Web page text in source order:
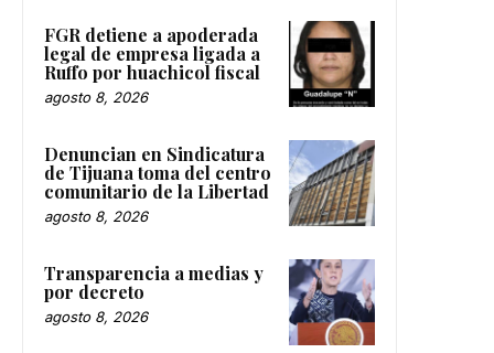
FGR detiene a apoderada
legal de empresa ligada a
Ruffo por huachicol fiscal
agosto 8, 2026
Denuncian en Sindicatura
de Tijuana toma del centro
comunitario de la Libertad
agosto 8, 2026
Transparencia a medias y
por decreto
agosto 8, 2026